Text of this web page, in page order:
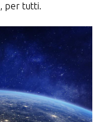
per tutti.